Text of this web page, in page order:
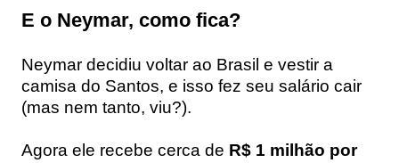
E o Neymar, como fica?
Neymar decidiu voltar ao Brasil e vestir a
camisa do Santos, e isso fez seu salário cair
(mas nem tanto, viu?).
Agora ele recebe cerca de R$ 1 milhão por